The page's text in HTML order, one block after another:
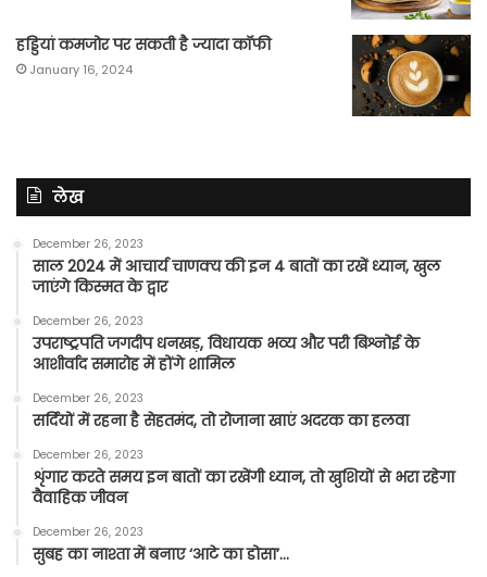
हड्डियां कमजोर पर सकती है ज्यादा कॉफी
January 16, 2024
लेख
December 26, 2023
साल 2024 में आचार्य चाणक्य की इन 4 बातों का रखें ध्यान, खुल
जाएंगे किस्मत के द्वार
December 26, 2023
उपराष्ट्रपति जगदीप धनखड़, विधायक भव्य और परी बिश्नोई के
आशीर्वाद समारोह में होंगे शामिल
December 26, 2023
सर्दियों में रहना है सेहतमंद, तो रोजाना खाएं अदरक का हलवा
December 26, 2023
शृंगार करते समय इन बातों का रखेंगी ध्यान, तो खुशियों से भरा रहेगा
वैवाहिक जीवन
December 26, 2023
सुबह का नाश्ता में बनाए ‘आटे का डोसा’…